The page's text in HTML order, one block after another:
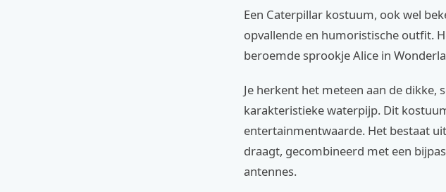
Een Caterpillar kostuum, ook wel
opvallende en humoristische outfit.
beroemde sprookje Alice in
Je herkent het meteen aan de
karakteristieke waterpijp. Dit
entertainmentwaarde. Het bestaat
draagt, gecombineerd met een
antennes.